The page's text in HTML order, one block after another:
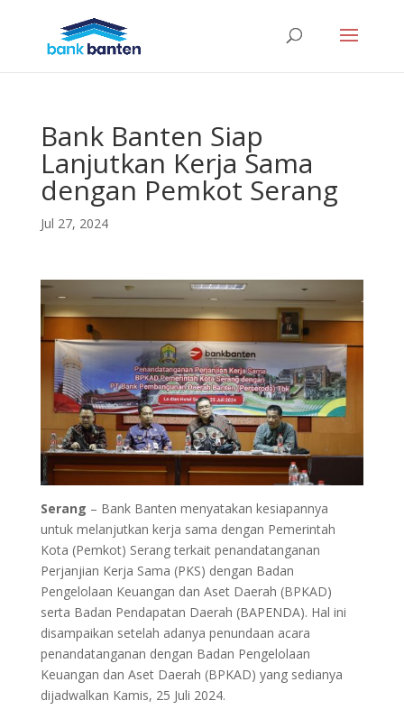
Bank Banten Siap
Lanjutkan Kerja Sama
dengan Pemkot Serang
Jul 27, 2024
Serang – Bank Banten menyatakan kesiapannya
untuk melanjutkan kerja sama dengan Pemerintah
Kota (Pemkot) Serang terkait penandatanganan
Perjanjian Kerja Sama (PKS) dengan Badan
Pengelolaan Keuangan dan Aset Daerah (BPKAD)
serta Badan Pendapatan Daerah (BAPENDA). Hal ini
disampaikan setelah adanya penundaan acara
penandatanganan dengan Badan Pengelolaan
Keuangan dan Aset Daerah (BPKAD) yang sedianya
dijadwalkan Kamis, 25 Juli 2024.